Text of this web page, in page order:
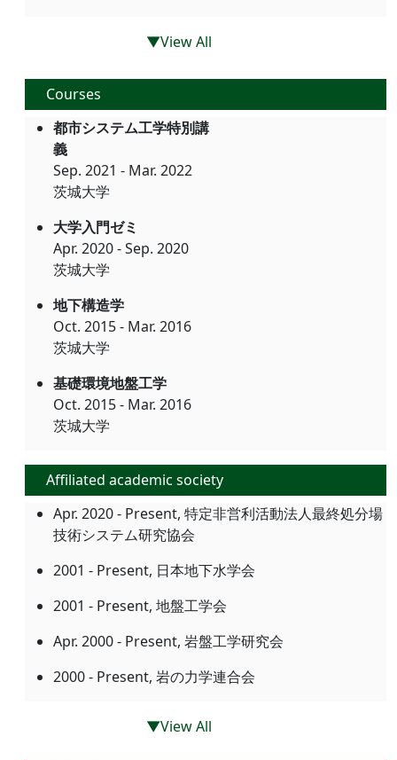
▼View All
Courses
都市システム⼯学特別講
義
Sep. 2021 - Mar. 2022
茨城大学
大学入門ゼミ
Apr. 2020 - Sep. 2020
茨城大学
地下構造学
Oct. 2015 - Mar. 2016
茨城大学
基礎環境地盤工学
Oct. 2015 - Mar. 2016
茨城大学
Affiliated academic society
Apr. 2020 - Present, 特定非営利活動法人最終処分場
技術システム研究協会
2001 - Present, 日本地下水学会
2001 - Present, 地盤工学会
Apr. 2000 - Present, 岩盤工学研究会
2000 - Present, 岩の力学連合会
▼View All